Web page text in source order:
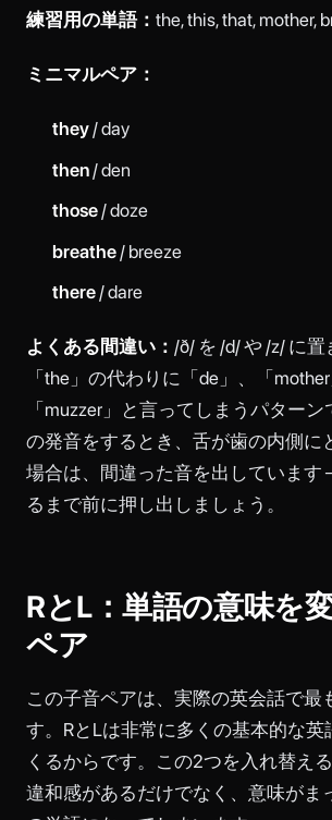
練習用の単語： the, this, that, mother,
ミニマルペア：
they/ day
then/ den
those/ doze
breathe/ breeze
there/ dare
よくある間違い： /ð/ を /d/ や /z/ に置
「the」の代わりに「de」、「
「muzzer」と言ってしまうパター
の発音をするとき、舌が歯の内側に
場合は、間違った音を出しています
るまで前に押し出しましょう。
RとL：単語の意味を
ペア
この子音ペアは、実際の英会話で最
す。RとLは非常に多くの基本的な英
くるからです。この2つを入れ替え
違和感があるだけでなく、意味がま